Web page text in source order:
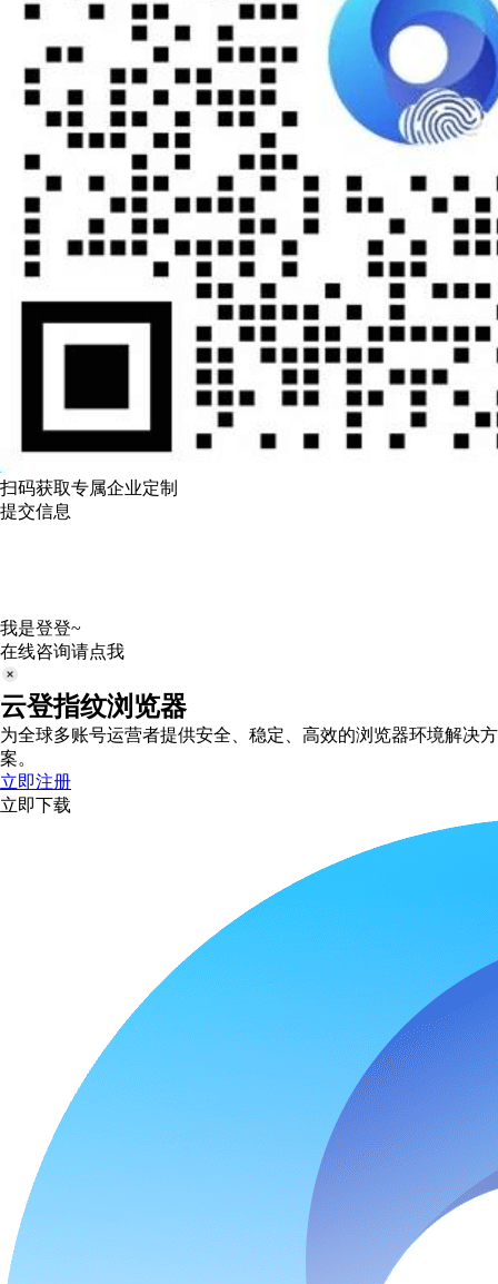
扫码获取专属企业定制
提交信息
我是登登~
在线咨询请点我
云登指纹浏览器
为全球多账号运营者提供安全、稳定、高效的浏览器环境解决方
案。
立即注册
立即下载